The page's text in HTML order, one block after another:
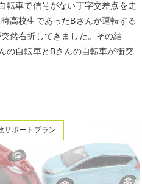
転車で信号がない丁字交差点を走
高校生であったBさんが運転する
然右折してきました。その結
の自転車とBさんの自転車が衝突
サポートプラン